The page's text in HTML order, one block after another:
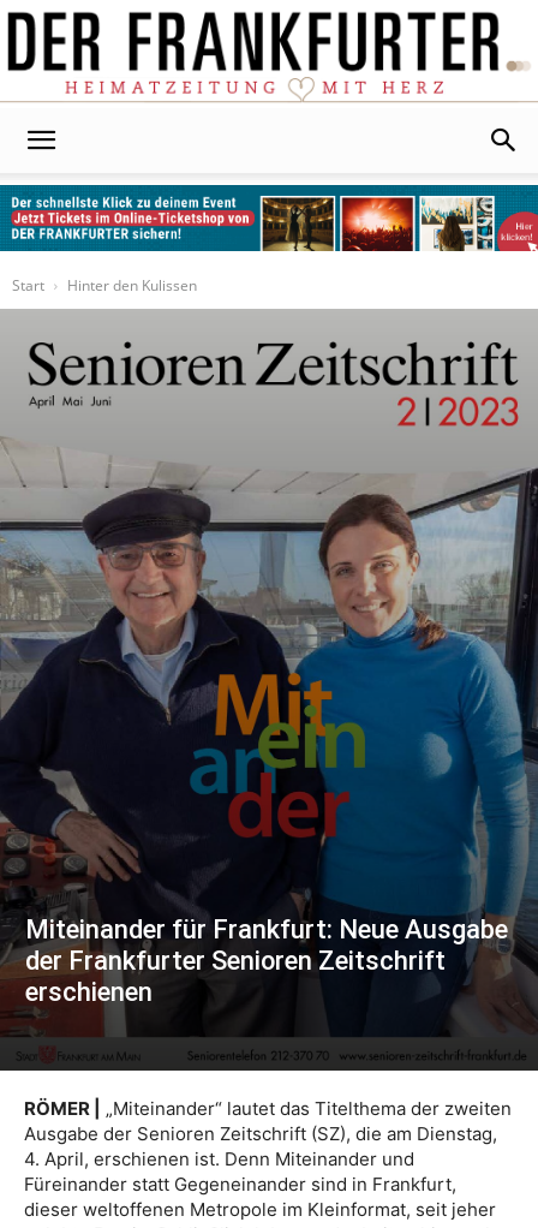
Start
Hinter den Kulissen
Miteinander für Frankfurt: Neue Ausgabe
der Frankfurter Senioren Zeitschrift
erschienen
RÖMER |
„Miteinander“ lautet das Titelthema der zweiten
Ausgabe der Senioren Zeitschrift (SZ), die am Dienstag,
4. April, erschienen ist. Denn Miteinander und
Füreinander statt Gegeneinander sind in Frankfurt,
dieser weltoffenen Metropole im Kleinformat, seit jeher